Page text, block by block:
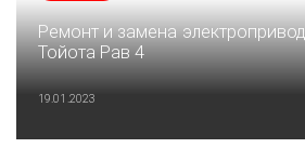
Ремонт и замена
Тойота Рав 4
19.01.2023